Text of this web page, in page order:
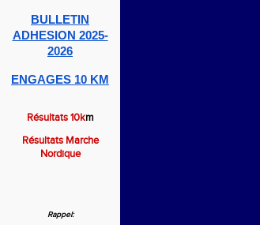
BULLETIN
ADHESION 2025-
2026
ENGAGES 10 KM
Résultats 10km
Résultats Marche
Nordique
Rappel: